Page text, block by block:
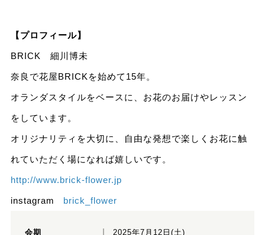
【プロフィール】
BRICK 細川博未
奈良で花屋BRICKを始めて15年。
オランダスタイルをベースに、お花のお届けやレッスン
をしています。
オリジナリティを大切に、自由な発想で楽しくお花に触
れていただく場になれば嬉しいです。
http://www.brick-flower.jp
instagram brick_flower
会期 2025年7月12日(土)